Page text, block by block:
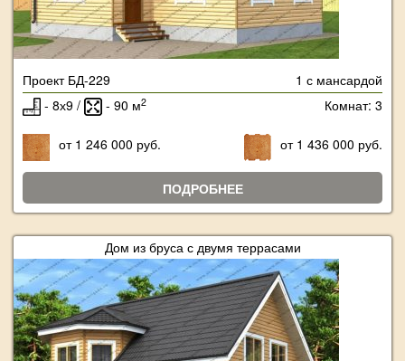
Проект БД-229
1 с мансардой
- 8х9 /
- 90 м2 Комнат: 3
от 1 246 000 руб. от 1 436 000 руб.
ПОДРОБНЕЕ
Дом из бруса с двумя террасами